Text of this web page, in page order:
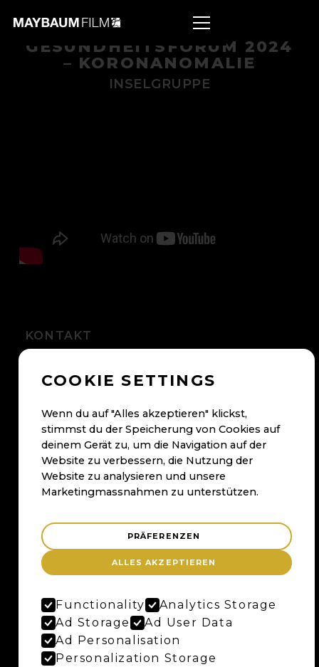
GESUNDHEITSFORUM 2024
– KORONANOMALIE
INSELGRUPPE
KONTAKT
kontakt@maybaum.ch
Kontaktformular
BADEN
Maybaum AG
Bruggerstrasse 37
5400 Baden
Anfahrtsplan
Google Maps
BERN
Maybaum AG
COOKIE SETTINGS
Wenn du auf "Alles akzeptieren" klickst,
stimmst du der Speicherung von Cookies auf
deinem Gerät zu, um die Navigation auf der
Website zu verbessern, die Nutzung der
Website zu analysieren und unsere
Marketingmassnahmen zu unterstützen.
PRÄFERENZEN
ALLES AKZEPTIEREN
Functionality
Analytics Storage
Ad Storage
Ad User Data
Ad Personalisation
Personalization Storage